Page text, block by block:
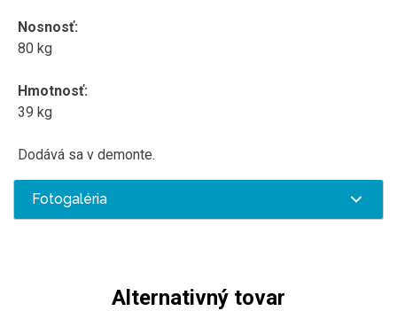
Nosnosť:
80 kg
Hmotnosť:
39 kg
Dodává sa v demonte.
Fotogaléria
Alternativný tovar